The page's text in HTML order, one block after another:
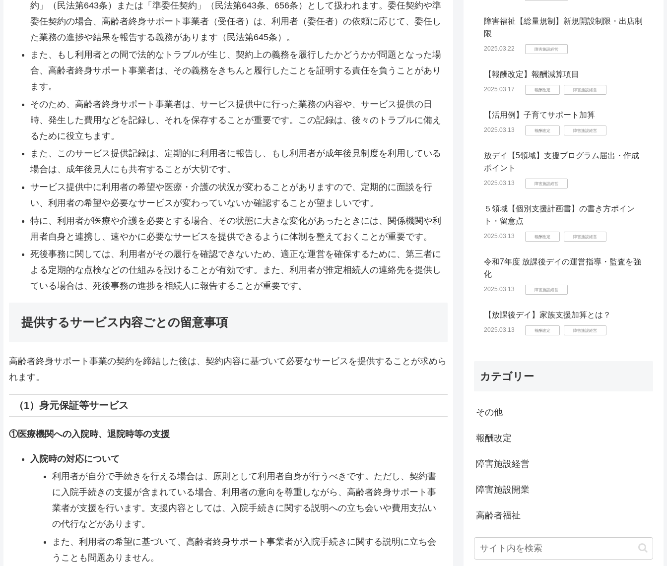
約」（民法第643条）または「準委任契約」（民法第643条、656条）として扱われます。委任契約や準
委任契約の場合、高齢者終身サポート事業者（受任者）は、利用者（委任者）の依頼に応じて、委任し
た業務の進捗や結果を報告する義務があります（民法第645条）。
また、もし利用者との間で法的なトラブルが生じ、契約上の義務を履行したかどうかが問題となった場
合、高齢者終身サポート事業者は、その義務をきちんと履行したことを証明する責任を負うことがあり
ます。
そのため、高齢者終身サポート事業者は、サービス提供中に行った業務の内容や、サービス提供の日
時、発生した費用などを記録し、それを保存することが重要です。この記録は、後々のトラブルに備え
るために役立ちます。
また、このサービス提供記録は、定期的に利用者に報告し、もし利用者が成年後見制度を利用している
場合は、成年後見人にも共有することが大切です。
サービス提供中に利用者の希望や医療・介護の状況が変わることがありますので、定期的に面談を行
い、利用者の希望や必要なサービスが変わっていないか確認することが望ましいです。
特に、利用者が医療や介護を必要とする場合、その状態に大きな変化があったときには、関係機関や利
用者自身と連携し、速やかに必要なサービスを提供できるように体制を整えておくことが重要です。
死後事務に関しては、利用者がその履行を確認できないため、適正な運営を確保するために、第三者に
よる定期的な点検などの仕組みを設けることが有効です。また、利用者が推定相続人の連絡先を提供し
ている場合は、死後事務の進捗を相続人に報告することが重要です。
提供するサービス内容ごとの留意事項
高齢者終身サポート事業の契約を締結した後は、契約内容に基づいて必要なサービスを提供することが求めら
れます。
（1）身元保証等サービス
①医療機関への入院時、退院時等の支援
入院時の対応について
利用者が自分で手続きを行える場合は、原則として利用者自身が行うべきです。ただし、契約書
に入院手続きの支援が含まれている場合、利用者の意向を尊重しながら、高齢者終身サポート事
業者が支援を行います。支援内容としては、入院手続きに関する説明への立ち会いや費用支払い
の代行などがあります。
また、利用者の希望に基づいて、高齢者終身サポート事業者が入院手続きに関する説明に立ち会
うことも問題ありません。
障害福祉【総量規制】新規開設制限・出店制
限
2025.03.22 障害施設経営
【報酬改定】報酬減算項目
2025.03.17 報酬改定 障害施設経営
【活用例】子育てサポート加算
2025.03.13 報酬改定 障害施設経営
放デイ【5領域】支援プログラム届出・作成
ポイント
2025.03.13 障害施設経営
５領域【個別支援計画書】の書き方ポイン
ト・留意点
2025.03.13 報酬改定 障害施設経営
令和7年度 放課後デイの運営指導・監査を強
化
2025.03.13 障害施設経営
【放課後デイ】家族支援加算とは？
2025.03.13 報酬改定 障害施設経営
カテゴリー
その他
報酬改定
障害施設経営
障害施設開業
高齢者福祉